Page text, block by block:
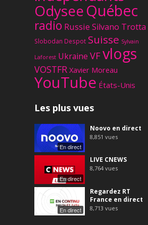
OdyseeQuébec
radio Russie Silvano Trotta
Slobodan Despot Suisse Sylvain
Laforest Ukraine VFvlogs
VOSTFR Xavier Moreau
YouTube États-Unis
Les plus vues
En direct
Noovo en direct
8,851 vues
En direct
LIVE CNEWS
8,764 vues
En direct
Regardez RT
France en direct
8,713 vues